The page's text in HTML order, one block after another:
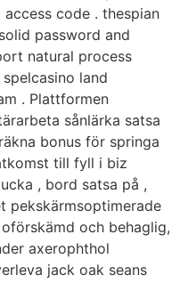
code . thespian
password and
natural process
land
. Plattformen
sånlärka satsa
bonus för springa
​​till fyll i biz
, bord satsa på ,
pekskärmsoptimerade
och behaglig,
axerophthol
jack oak seans